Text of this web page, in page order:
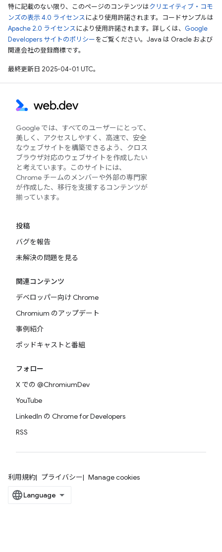
特に記載のない限り、このページのコンテンツはクリエイティブ・コモ
ンズの表示 4.0 ライセンスにより使用許諾されます。コードサンプルは
Apache 2.0 ライセンスにより使用許諾されます。詳しくは、 Google
Developers サイトのポリシーをご覧ください。Java は Oracle および
関連会社の登録商標です。
最終更新日 2025-04-01 UTC。
Google では、すべてのユーザーにとって、
美しく、アクセスしやすく、高速で、安全
なウェブサイトを構築できるよう、クロス
ブラウザ対応のウェブサイトを作成したい
と考えています。このサイトには、
Chrome チームのメンバーや外部の専門家
が作成した、移行を支援するコンテンツが
揃っています。
投稿
バグを報告
未解決の問題を見る
関連コンテンツ
デベロッパー向け Chrome
Chromium のアップデート
事例紹介
ポッドキャストと番組
フォロー
X での @ChromiumDev
YouTube
LinkedIn の Chrome for Developers
RSS
利用規約 プライバシー Manage cookies